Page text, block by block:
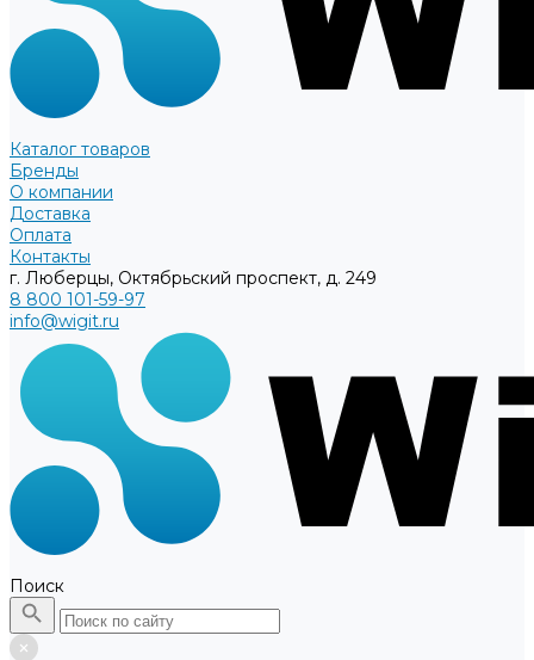
Каталог товаров
Бренды
О компании
Доставка
Оплата
Контакты
г. Люберцы, Октябрьский проспект, д. 249
8 800 101-59-97
info@wigit.ru
Поиск